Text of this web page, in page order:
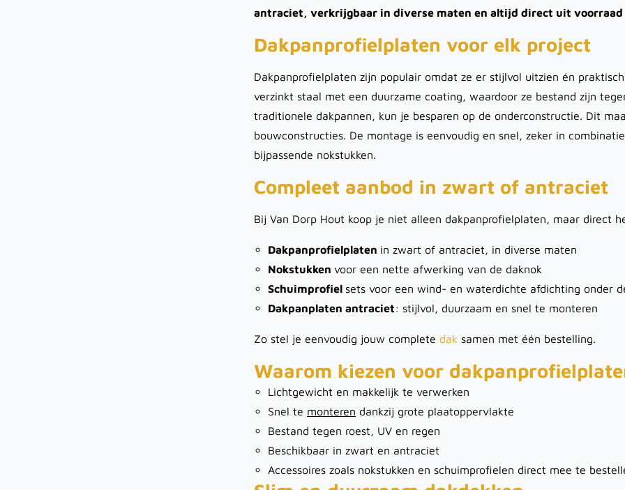
antraciet, verkrijgbaar in diverse maten en altijd direct uit voorraad
Dakpanprofielplaten voor elk project
Dakpanprofielplaten zijn populair omdat ze er stijlvol uitzien én
verzinkt staal met een duurzame coating, waardoor ze bestand zijn
traditionele dakpannen, kun je besparen op de onderconstructie. Dit
bouwconstructies. De montage is eenvoudig en snel, zeker in
bijpassende nokstukken.
Compleet aanbod in zwart of antraciet
Bij Van Dorp Hout koop je niet alleen dakpanprofielplaten, maar direct
Dakpanprofielplaten in zwart of antraciet, in diverse maten
Nokstukken voor een nette afwerking van de daknok
Schuimprofiel sets voor een wind- en waterdichte afdichting onder
Dakpanplaten antraciet: stijlvol, duurzaam en snel te monteren
Zo stel je eenvoudig jouw complete dak samen met één bestelling.
Waarom kiezen voor
Lichtgewicht en makkelijk te verwerken
Snel te monteren dankzij grote plaatoppervlakte
Bestand tegen roest, UV en regen
Beschikbaar in zwart en antraciet
Accessoires zoals nokstukken en schuimprofielen direct mee te